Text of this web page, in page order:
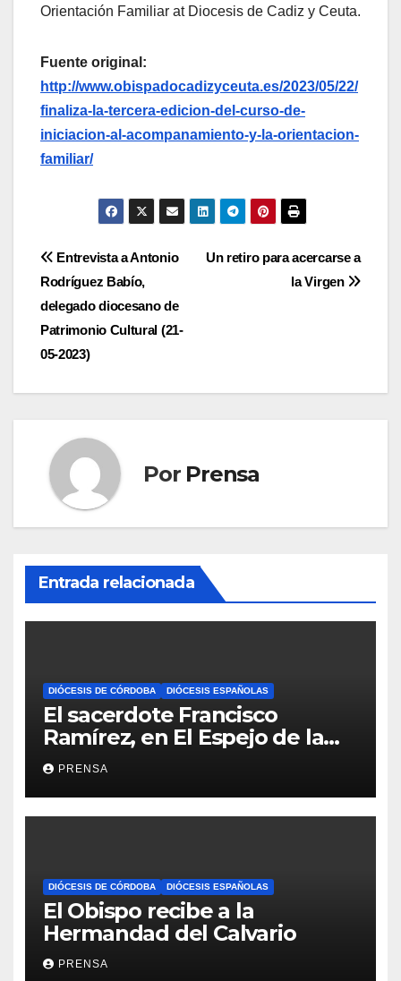
Orientación Familiar at Diocesis de Cadiz y Ceuta.
Fuente original:
http://www.obispadocadizyceuta.es/2023/05/22/
finaliza-la-tercera-edicion-del-curso-de-
iniciacion-al-acompanamiento-y-la-orientacion-
familiar/
Navegación
de
entradas
Un retiro para acercarse a
la Virgen
Entrevista a Antonio
Rodríguez Babío,
delegado diocesano de
Patrimonio Cultural (21-
05-2023)
Por Prensa
Entrada relacionada
DIÓCESIS DE CÓRDOBA DIÓCESIS ESPAÑOLAS
El sacerdote Francisco
Ramírez, en El Espejo de la
Iglesia
PRENSA
DIÓCESIS DE CÓRDOBA DIÓCESIS ESPAÑOLAS
El Obispo recibe a la
Hermandad del Calvario
PRENSA